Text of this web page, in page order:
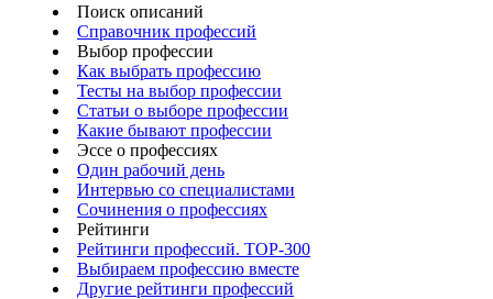
Поиск описаний
Справочник профессий
Выбор профессии
Как выбрать профессию
Тесты на выбор профессии
Статьи о выборе профессии
Какие бывают профессии
Эссе о профессиях
Один рабочий день
Интервью со специалистами
Сочинения о профессиях
Рейтинги
Рейтинги профессий. TOP-300
Выбираем профессию вместе
Другие рейтинги профессий